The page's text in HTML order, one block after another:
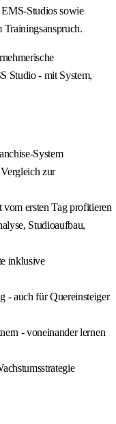
Studios sowie
Studio - mit System,
System
zur
ersten Tag profitieren
Studioaufbau,
inklusive
- auch für Quereinsteiger
- voneinander lernen